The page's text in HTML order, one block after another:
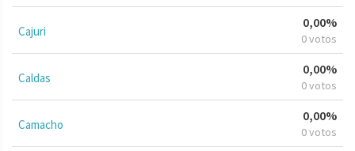
Cajuri
0,00%
0 votos
Caldas
0,00%
0 votos
Camacho
0,00%
0 votos